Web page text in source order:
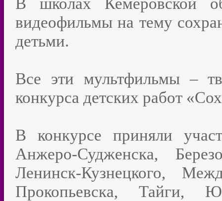
видеофильмы на тему
детьми.
Все эти мультфильмы –
конкурса детских работ
В конкурсе приняли
Анжеро-Судженска,
Ленинск-Кузнецкого,
Прокопьевска, Тайги,